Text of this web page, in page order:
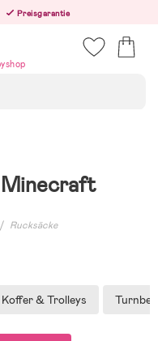
Preisgarantie
nach dem Feiertag
Minecraft
Rucksäcke
Koffer & Trolleys